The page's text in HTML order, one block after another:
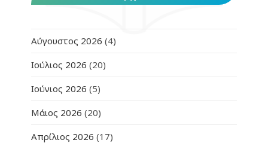
Αύγουστος 2026 (4)
Ιούλιος 2026 (20)
Ιούνιος 2026 (5)
Μάιος 2026 (20)
Απρίλιος 2026 (17)